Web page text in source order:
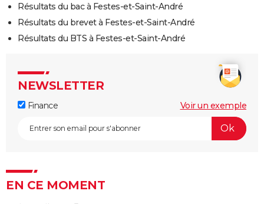
Résultats du bac à Festes-et-Saint-André
Résultats du brevet à Festes-et-Saint-André
Résultats du BTS à Festes-et-Saint-André
NEWSLETTER
Finance Voir un exemple
EN CE MOMENT